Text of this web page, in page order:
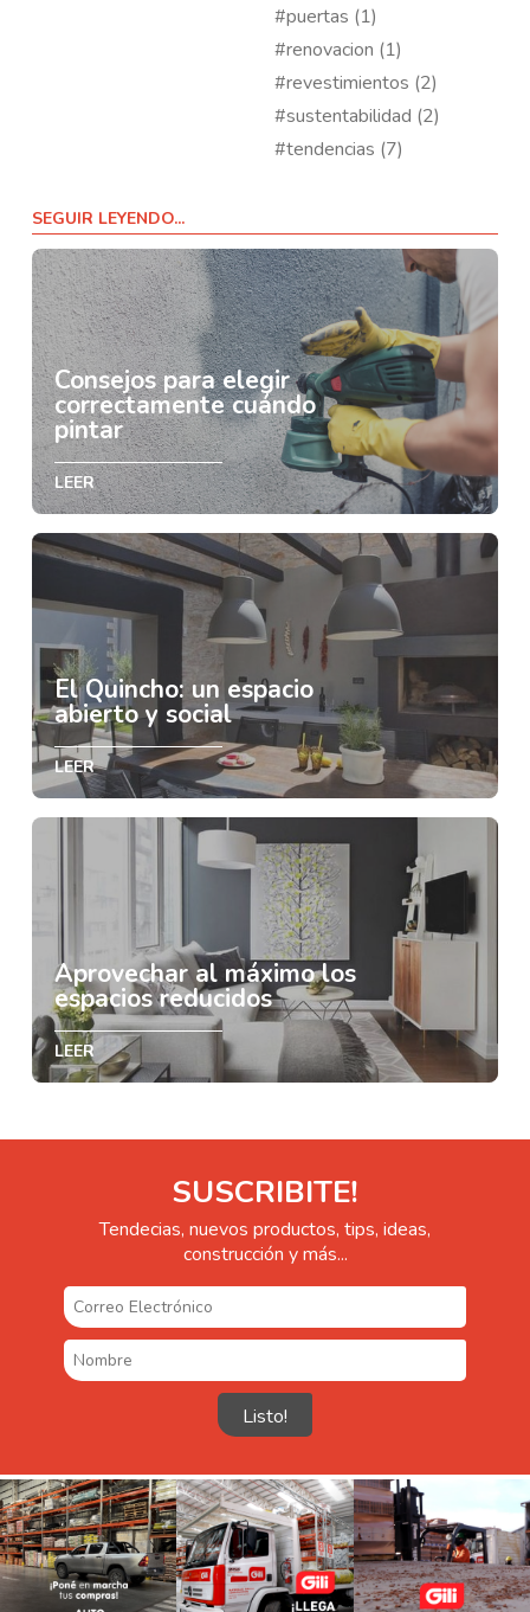
#puertas (1)
#renovacion (1)
#revestimientos (2)
#sustentabilidad (2)
#tendencias (7)
SEGUIR LEYENDO...
Consejos para elegir
correctamente cuándo
pintar
LEER
El Quincho: un espacio
abierto y social
LEER
Aprovechar al máximo los
espacios reducidos
LEER
SUSCRIBITE!
Tendecias, nuevos productos, tips, ideas,
construcción y más...